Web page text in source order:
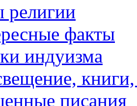
религии
факты
индуизма
книги,
писания